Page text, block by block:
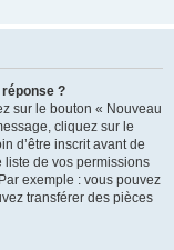
?
sur le bouton « Nouveau
cliquez sur le
d’être inscrit avant de
liste de vos permissions
exemple : vous pouvez
transférer des pièces